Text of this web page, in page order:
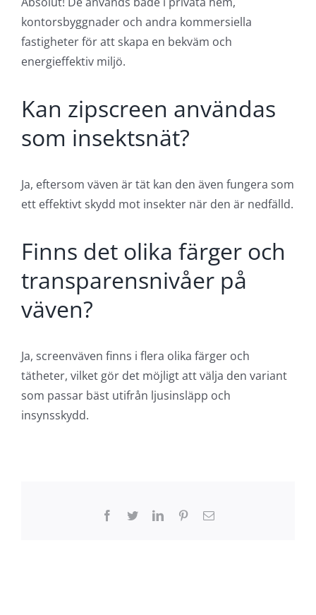
Ja, många modeller kan kopplas till smarta hem-
lösningar, vilket gör det möjligt att styra solskyddet
Är zipscreen lämplig för
både privat och
kommersiellt bruk?
kontorsbyggnader och andra kommersiella
fastigheter för att skapa en bekväm och
energieffektiv miljö.
som insektsnät?
Ja, eftersom väven är tät kan den även fungera som
transparensnivåer på